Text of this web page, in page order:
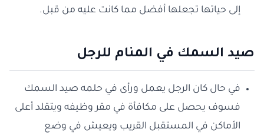
إلى حياتها تجعلها أفضل مما كانت عليه من قبل.
صيد السمك في المنام للرجل
في حال كان الرجل يعمل ورأى في حلمه صيد السمك
فسوف يحصل على مكافأة في مقر وظيفه ويتقلد أعلى
الأماكن في المستقبل القريب ويعيش في وضع